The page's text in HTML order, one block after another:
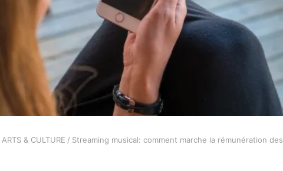
ARTS & CULTURE / Streaming musical: comment marche la rémunération des